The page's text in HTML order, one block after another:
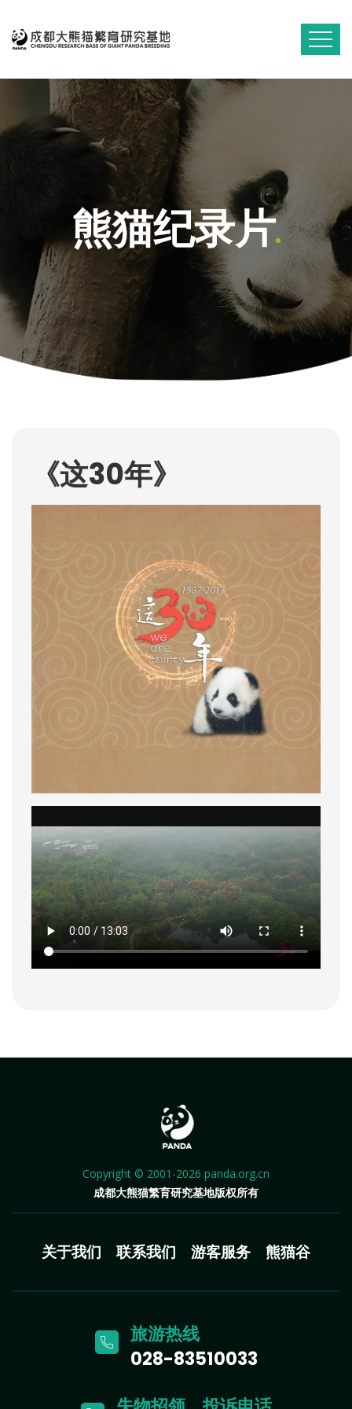
熊猫纪录片
《这30年》
Copyright © 2001-2026 panda.org.cn
成都大熊猫繁育研究基地版权所有
关于我们 联系我们 游客服务 熊猫谷
旅游热线
028-83510033